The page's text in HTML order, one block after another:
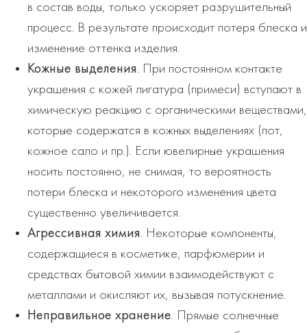
в состав воды, только ускоряет разрушительный
процесс. В результате происходит потеря блеска и
изменение оттенка изделия.
Кожные выделения. При постоянном контакте
украшения с кожей лигатура (примеси) вступают в
химическую реакцию с органическими веществами,
которые содержатся в кожных выделениях (пот,
кожное сало и пр.). Если ювелирные украшения
носить постоянно, не снимая, то вероятность
потери блеска и некоторого изменения цвета
существенно увеличивается.
Агрессивная химия. Некоторые компоненты,
содержащиеся в косметике, парфюмерии и
средствах бытовой химии взаимодействуют с
металлами и окисляют их, вызывая потускнение.
Неправильное хранение. Прямые солнечные